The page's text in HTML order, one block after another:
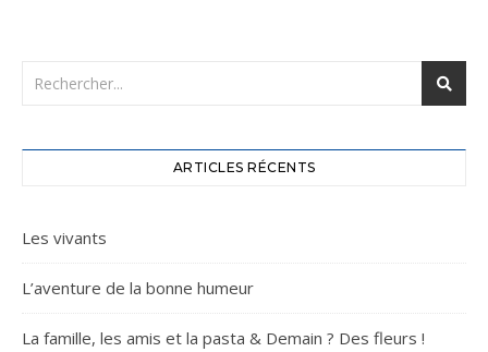
ARTICLES RÉCENTS
Les vivants
L’aventure de la bonne humeur
La famille, les amis et la pasta & Demain ? Des fleurs !